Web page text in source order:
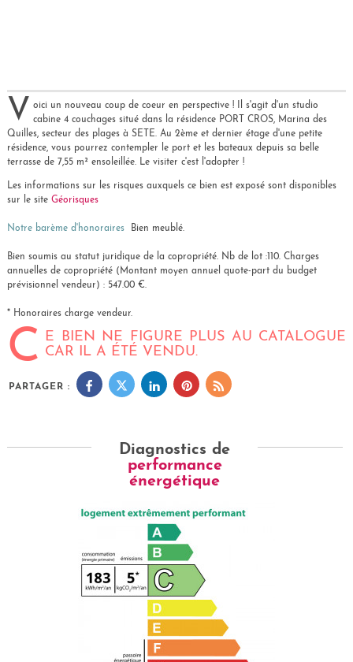
V oici un nouveau coup de coeur en perspective ! Il s'agit d'un studio
cabine 4 couchages situé dans la résidence PORT CROS, Marina des
Quilles, secteur des plages à SETE. Au 2ème et dernier étage d'une petite
résidence, vous pourrez contempler le port et les bateaux depuis sa belle
terrasse de 7,55 m² ensoleillée. Le visiter c'est l'adopter !
Les informations sur les risques auxquels ce bien est exposé sont disponibles
sur le site Géorisques
Notre barème d'honoraires Bien meublé.
Bien soumis au statut juridique de la copropriété. Nb de lot :110. Charges
annuelles de copropriété (Montant moyen annuel quote-part du budget
prévisionnel vendeur) : 547.00 €.
* Honoraires charge vendeur.
C E BIEN NE FIGURE PLUS AU CATALOGUE
CAR IL A ÉTÉ VENDU.
PARTAGER :
Diagnostics de
performance
énergétique